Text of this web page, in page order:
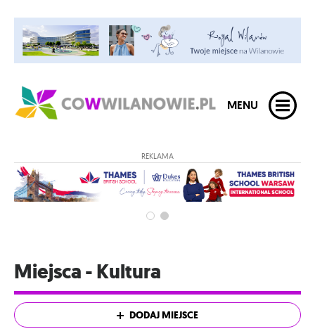
MENU
REKLAMA
Miejsca - Kultura
DODAJ MIEJSCE